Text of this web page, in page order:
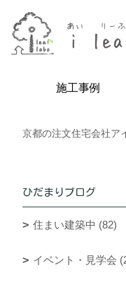
施工事例
京都の注文住宅会社ア
ひだまりブログ
住まい建築中 (82)
イベント・見学会